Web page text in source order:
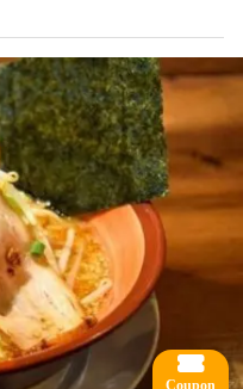
Coupon